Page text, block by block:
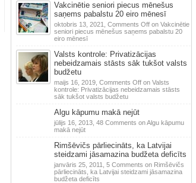
Vakcinētie seniori piecus mēnešus
saņems pabalstu 20 eiro mēnesī
oktobris 13, 2021, Comments Offon Vakcinētie
seniori piecus mēnešus saņems pabalstu 20
eiro mēnesī
Valsts kontrole: Privatizācijas
nebeidzamais stāsts sāk tukšot valsts
budžetu
maijs 16, 2019, Comments Offon Valsts
kontrole: Privatizācijas nebeidzamais stāsts
sāk tukšot valsts budžetu
Algu kāpumu makā nejūt
jūlijs 16, 2013, 48 Comments on Algu kāpumu
makā nejūt
Rimšēvičs pārliecināts, ka Latvijai
steidzami jāsamazina budžeta deficīts
janvāris 25, 2011, 5 Comments on Rimšēvičs
pārliecināts, ka Latvijai steidzami jāsamazina
budžeta deficīts